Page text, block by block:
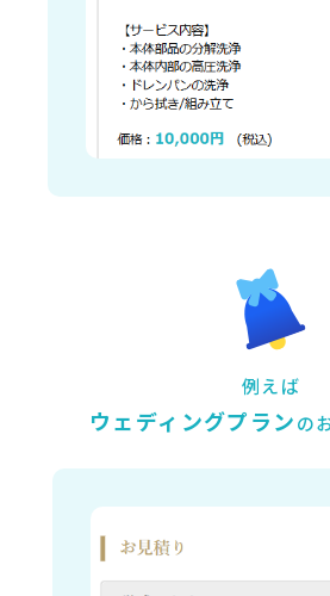
例えば
ウェディングプランの